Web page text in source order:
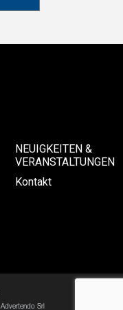
NEUIGKEITEN &
VERANSTALTUNGEN
Kontakt
Advertendo Srl